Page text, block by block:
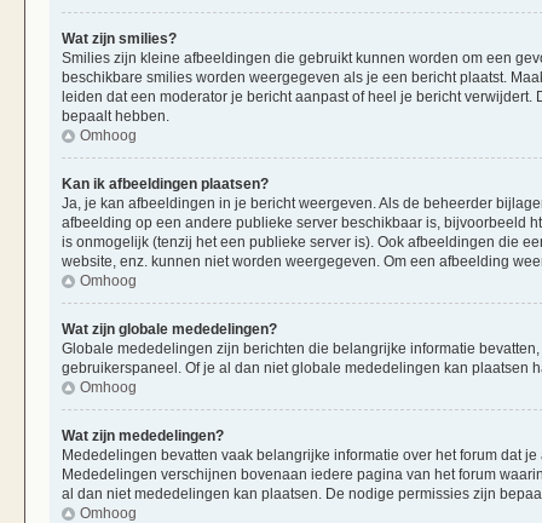
Wat zijn smilies?
Smilies zijn kleine afbeeldingen die gebruikt kunnen worden om een
beschikbare smilies worden weergegeven als je een bericht plaatst.
leiden dat een moderator je bericht aanpast of heel je bericht
bepaalt hebben.
Omhoog
Kan ik afbeeldingen plaatsen?
Ja, je kan afbeeldingen in je bericht weergeven. Als de beheerder
afbeelding op een andere publieke server beschikbaar is, bijvoorbeeld
is onmogelijk (tenzij het een publieke server is). Ook afbeeldingen die
website, enz. kunnen niet worden weergegeven. Om een afbeelding
Omhoog
Wat zijn globale mededelingen?
Globale mededelingen zijn berichten die belangrijke informatie
gebruikerspaneel. Of je al dan niet globale mededelingen kan plaatsen
Omhoog
Wat zijn mededelingen?
Mededelingen bevatten vaak belangrijke informatie over het forum dat
Mededelingen verschijnen bovenaan iedere pagina van het forum
al dan niet mededelingen kan plaatsen. De nodige permissies zijn
Omhoog